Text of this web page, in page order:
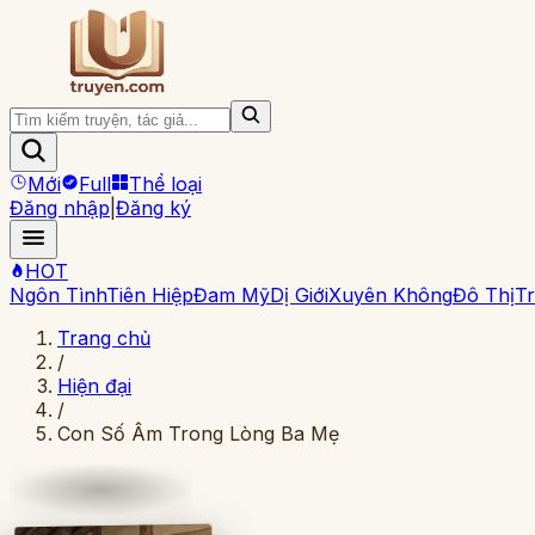
Mới Full
Thể loại
Đăng nhập Đăng ký
HOT
Ngôn TìnhTiên HiệpĐam MỹDị GiớiXuyên KhôngĐô Thị
Trang chủ
/
Hiện đại
/
Con Số Âm Trong Lòng Ba Mẹ